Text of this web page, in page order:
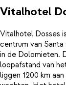
Vitalhotel
Vitalhotel Dosses
centrum van Santa
in de Dolomieten.
loopafstand van
liggen 1200 km